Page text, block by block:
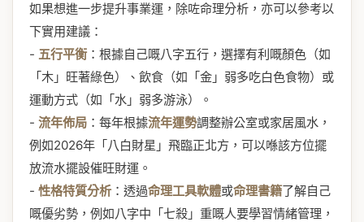
如果想進一步提升事業運，除咗命理分析，亦可以參考以
下實用建議：
- 五行平衡：根據自己嘅八字五行，選擇有利嘅顏色（如
「木」旺著綠色）、飲食（如「金」弱多吃白色食物）或
運動方式（如「水」弱多游泳）。
- 流年佈局 ：每年根據流年運勢調整辦公室或家居風水，
例如2026年「八白財星」飛臨正北方，可以喺該方位擺
放流水擺設催旺財運。
- 性格特質分析 ：透過命理工具軟體或命理書籍了解自己
嘅優劣勢，例如八字中「七殺」重嘅人要學習情緒管理，